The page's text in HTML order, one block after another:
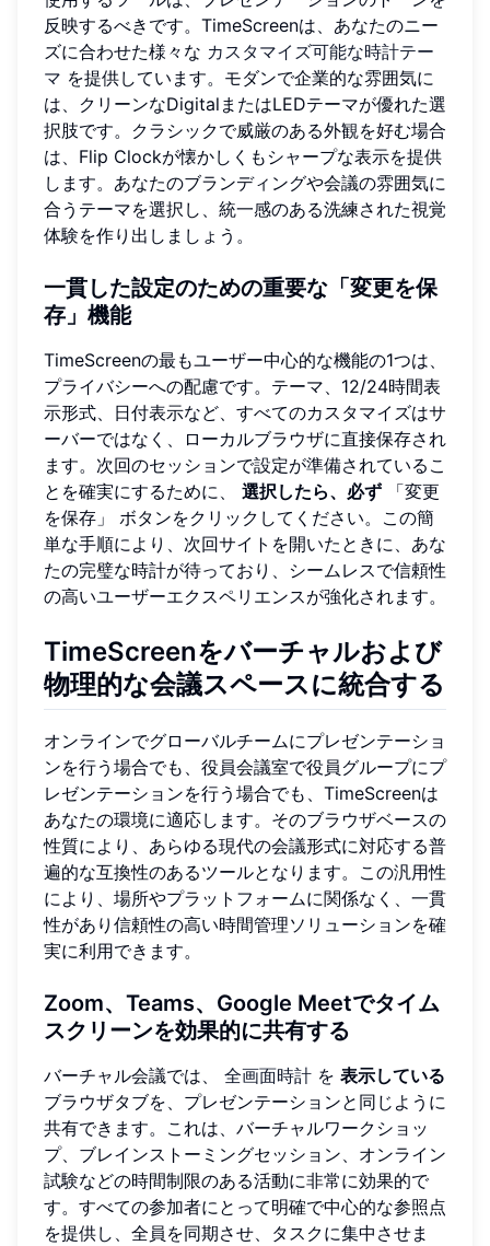
反映するべきです。TimeScreenは、あなたのニー
ズに合わせた様々な カスタマイズ可能な時計テー
マ を提供しています。モダンで企業的な雰囲気に
は、クリーンなDigitalまたはLEDテーマが優れた選
択肢です。クラシックで威厳のある外観を好む場合
は、Flip Clockが懐かしくもシャープな表示を提供
します。あなたのブランディングや会議の雰囲気に
合うテーマを選択し、統一感のある洗練された視覚
体験を作り出しましょう。
一貫した設定のための重要な「変更を保
存」機能
TimeScreenの最もユーザー中心的な機能の1つは、
プライバシーへの配慮です。テーマ、12/24時間表
示形式、日付表示など、すべてのカスタマイズはサ
ーバーではなく、ローカルブラウザに直接保存され
ます。次回のセッションで設定が準備されているこ
とを確実にするために、 選択したら、必ず 「変更
を保存」 ボタンをクリックしてください。この簡
単な手順により、次回サイトを開いたときに、あな
たの完璧な時計が待っており、シームレスで信頼性
の高いユーザーエクスペリエンスが強化されます。
TimeScreenをバーチャルおよび
物理的な会議スペースに統合する
オンラインでグローバルチームにプレゼンテーショ
ンを行う場合でも、役員会議室で役員グループにプ
レゼンテーションを行う場合でも、TimeScreenは
あなたの環境に適応します。そのブラウザベースの
性質により、あらゆる現代の会議形式に対応する普
遍的な互換性のあるツールとなります。この汎用性
により、場所やプラットフォームに関係なく、一貫
性があり信頼性の高い時間管理ソリューションを確
実に利用できます。
Zoom、Teams、Google Meetでタイム
スクリーンを効果的に共有する
バーチャル会議では、 全画面時計 を 表示している
ブラウザタブを、プレゼンテーションと同じように
共有できます。これは、バーチャルワークショッ
プ、ブレインストーミングセッション、オンライン
試験などの時間制限のある活動に非常に効果的で
す。すべての参加者にとって明確で中心的な参照点
を提供し、全員を同期させ、タスクに集中させま